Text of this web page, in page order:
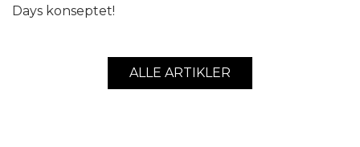
Days konseptet!
ALLE ARTIKLER